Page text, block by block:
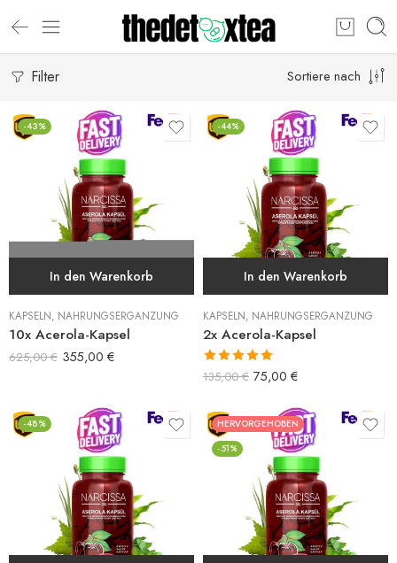
Filter Sortiere nach
-43%
In den Warenkorb
KAPSELN, NAHRUNGSERGÄNZUNG
10x Acerola-Kapsel
625,00€ 355,00 €
-44%
In den Warenkorb
KAPSELN, NAHRUNGSERGÄNZUNG
2x Acerola-Kapsel
Bewertet mit
135,00€ 75,00 €
-48%
HERVORGEHOBEN
-51%